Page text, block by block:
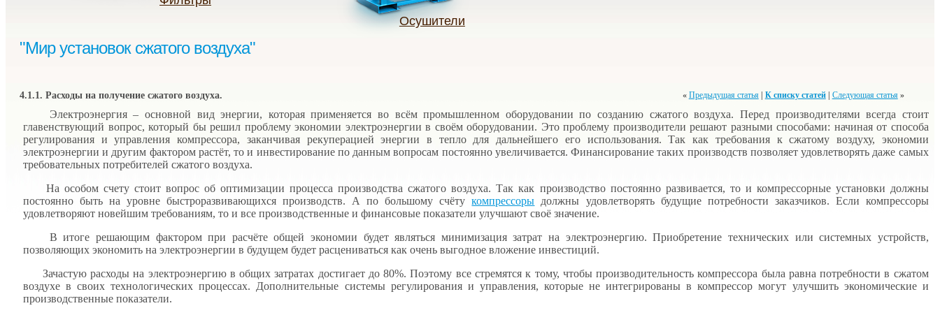
Осушители
"Мир установок сжатого воздуха"
4.1.1. Расходы на получение сжатого воздуха. « Предыдущая статья| К списку статей| Следующая статья»
Электроэнергия – основной вид энергии, которая применяется во всём промышленном оборудовании по созданию сжатого воздуха. Перед производителями всегда стоит
главенствующий вопрос, который бы решил проблему экономии электроэнергии в своём оборудовании. Это проблему производители решают разными способами: начиная от способа
регулирования и управления компрессора, заканчивая рекуперацией энергии в тепло для дальнейшего его использования. Так как требования к сжатому воздуху, экономии
электроэнергии и другим фактором растёт, то и инвестирование по данным вопросам постоянно увеличивается. Финансирование таких производств позволяет удовлетворять даже самых
требовательных потребителей сжатого воздуха.
На особом счету стоит вопрос об оптимизации процесса производства сжатого воздуха. Так как производство постоянно развивается, то и компрессорные установки должны
постоянно быть на уровне быстроразвивающихся производств. А по большому счётукомпрессоры должны удовлетворять будущие потребности заказчиков. Если компрессоры
удовлетворяют новейшим требованиям, то и все производственные и финансовые показатели улучшают своё значение.
В итоге решающим фактором при расчёте общей экономии будет являться минимизация затрат на электроэнергию. Приобретение технических или системных устройств,
позволяющих экономить на электроэнергии в будущем будет расцениваться как очень выгодное вложение инвестиций.
Зачастую расходы на электроэнергию в общих затратах достигает до 80%. Поэтому все стремятся к тому, чтобы производительность компрессора была равна потребности в сжатом
воздухе в своих технологических процессах. Дополнительные системы регулирования и управления, которые не интегрированы в компрессор могут улучшить экономические и
производственные показатели.